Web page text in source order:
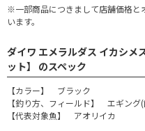
※一部商品につきまして店舗価格と
います。
ダイワ エメラルダス イカシメ
ット】 のスペック
【カラー】 ブラック
【釣り方、フィールド】 エギング
【代表対象魚】 アオリイカ